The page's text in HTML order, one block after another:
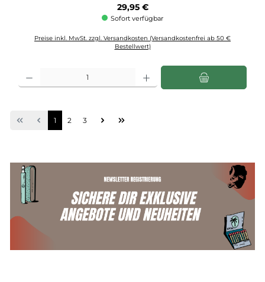
Regulärer Preis:
29,95 €
Sofort verfügbar
Preise inkl. MwSt. zzgl. Versandkosten (Versandkostenfrei ab 50 €
Bestellwert)
Produkt Anzahl: Gib den gewünschten Wert ein oder benutze die Schaltflächen
Seite
1 Seite
2 Seite
3